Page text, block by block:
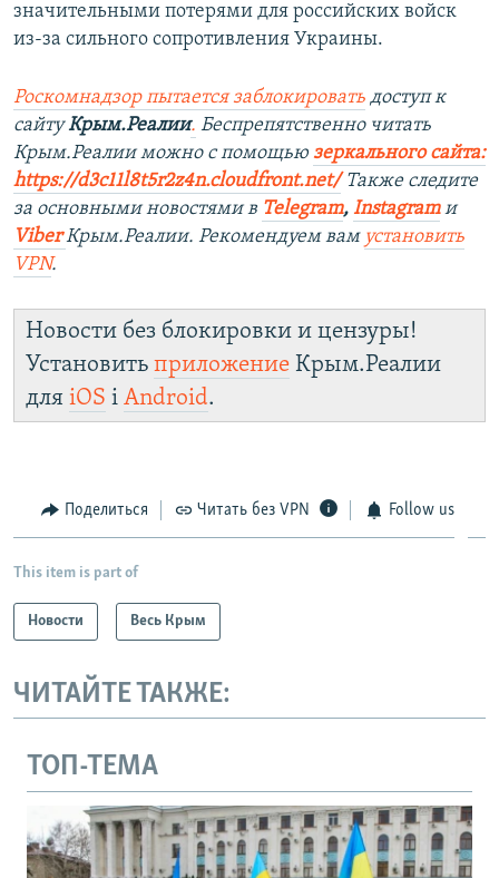
значительными потерями для российских войск
из-за сильного сопротивления Украины.
Роскомнадзор пытается заблокировать доступ к
сайтуКрым.Реалии. Беспрепятственно читать
Крым.Реалии можно с помощью зеркального сайта:
https://d3c11l8t5r2z4n.cloudfront.net/Также следите
за основными новостями в Telegram, Instagramи
ViberКрым.Реалии. Рекомендуем вам установить
VPN.
Новости без блокировки и цензуры!
Установить приложение Крым.Реалии
для iOS і Android.
Поделиться Читать без VPN Follow us
This item is part of
Новости Весь Крым
ЧИТАЙТЕ ТАКЖЕ:
ТОП-ТЕМА